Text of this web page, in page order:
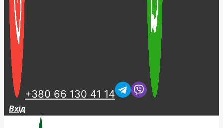
+380 66 130 41 14
Вхід